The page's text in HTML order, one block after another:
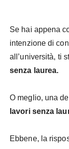
Se hai appena
intenzione di
all’università, ti
senza laurea.
O meglio, una
lavori senza
Ebbene, la